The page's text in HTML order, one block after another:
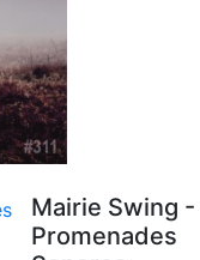
Mairie Swing -
Promenades